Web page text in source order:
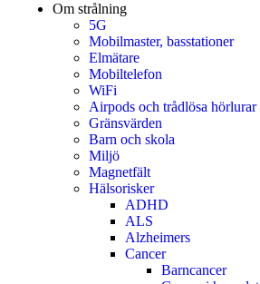
Om strålning
5G
Mobilmaster, basstationer
Elmätare
Mobiltelefon
WiFi
Airpods och trådlösa hörlurar
Gränsvärden
Barn och skola
Miljö
Magnetfält
Hälsorisker
ADHD
ALS
Alzheimers
Cancer
Barncancer